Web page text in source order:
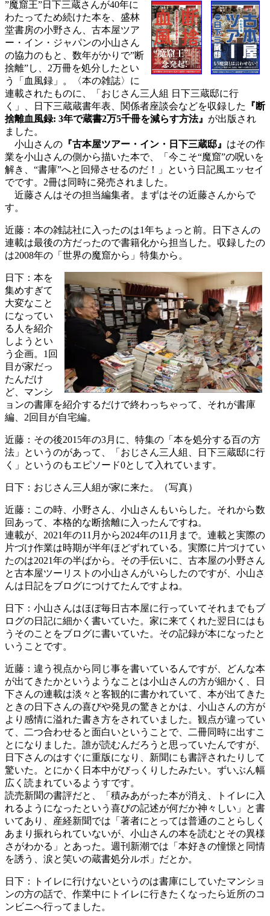
”魔窟王”日下三蔵さんが40年に
わたってため続けた本を、盛林
堂書房の小野さん、古本屋ツア
ー・イン・ジャパンの小山さん
の協力のもと、数年がかりで”断
捨離”し、2万冊を処分したとい
う「血風録」。〈本の雑誌〉に
連載されたものに、「おじさん三人組 日下三蔵邸に行
く」、日下三蔵蔵書年表、関係者座談会などを収録した
『断
捨離血風録: 3年で蔵書2万5千冊を減らす方法』 が出版され
ました。
小山さんの 『古本屋ツアー・イン・日下三蔵邸』 はその作
業を小山さんの側から描いた本で、「今こそ“魔窟”の呪いを
解き、“書庫”へと回帰させるのだ！」という日記風エッセイ
でです。2冊は同時に発売されました。
近藤さんはその担当編集者。まずはその近藤さんからで
す。
近藤：本の雑誌社に入ったのは1年ちょっと前。日下さんの
連載は最後の方だったので書籍化から担当した。収録したの
は2008年の「世界の魔窟から」特集から。
日下：本を
集めすぎて
大変なこと
になってい
る人を紹介
しようとい
う企画。1回
目が家だっ
たんだけ
ど、マンシ
ョンの書庫を紹介するだけで終わっちゃって、それが書庫
編、2回目が自宅編。
近藤：その後2015年の3月に、特集の「本を処分する百の方
法」というのがあって、「おじさん三人組、日下三蔵邸に行
く」というのもエピソード0として入れています。
日下：おじさん三人組が家に来た。（写真）
近藤：この時、小野さん、小山さんもいらした。それから数
回あって、本格的な断捨離に入ったんですね。
連載が、2021年の11月から2024年の11月まで。連載と実際の
片づけ作業は時期が半年ほどずれている。実際に片づけてい
たのは2021年の半ばから。その手伝いに、古本屋の小野さん
と古本屋ツーリストの小山さんがいらしたのですが、小山さ
んは日記をブログにつけてたんですよね。
日下：小山さんはほぼ毎日古本屋に行っていてそれまでもブ
ログの日記に細かく書いていた。家に来てくれた翌日にはも
うそのことをブログに書いていた。その記録が本になったと
いうことです。
近藤：違う視点から同じ事を書いているんですが、どんな本
が出てきたかというようなことは小山さんの方が細かく、日
下さんの連載は淡々と客観的に書かれていて、本が出てきた
ときの日下さんの喜びや発見の驚きとかは、小山さんの方が
より感情に溢れた書き方をされていました。観点が違ってい
て、二つ合わせると面白いということで、二冊同時に出すこ
とになりました。誰が読むんだろうと思っていたんですが、
日下さんのはすぐに重版になり、新聞にも書評されたりして
驚いた。とにかく日本中がびっくりしたみたい。ずいぶん幅
広く読まれているようすです。
読売新聞の書評だと、「積みあがった本が消え、トイレに入
れるようになったという喜びの記述が何だか神々しい」と書
いてあり、産経新聞では「著者にとっては普通のことらしく
あまり振れられていないが、小山さんの本を読むとその異様
さがわかる」とあった。週刊新潮では「本好きの憧憬と同情
を誘う、涙と笑いの蔵書処分ルポ」だとか。
日下：トイレに行けないというのは書庫にしていたマンショ
ンの方の話で、作業中にトイレに行きたくなったら近所のコ
ンビニへ行ってました。